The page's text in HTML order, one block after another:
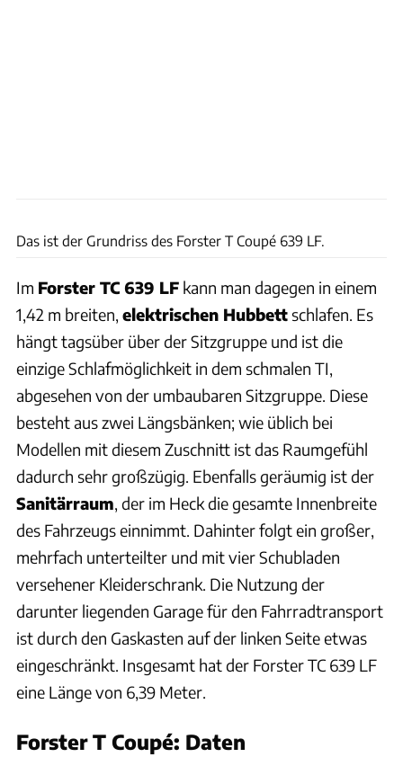
Das ist der Grundriss des Forster T Coupé 639 LF.
Im Forster TC 639 LF kann man dagegen in einem
1,42 m breiten, elektrischen Hubbettschlafen. Es
hängt tagsüber über der Sitzgruppe und ist die
einzige Schlafmöglichkeit in dem schmalen TI,
abgesehen von der umbaubaren Sitzgruppe. Diese
besteht aus zwei Längsbänken; wie üblich bei
Modellen mit diesem Zuschnitt ist das Raumgefühl
dadurch sehr großzügig. Ebenfalls geräumig ist der
Sanitärraum, der im Heck die gesamte Innenbreite
des Fahrzeugs einnimmt. Dahinter folgt ein großer,
mehrfach unterteilter und mit vier Schubladen
versehener Kleiderschrank. Die Nutzung der
darunter liegenden Garage für den Fahrradtransport
ist durch den Gaskasten auf der linken Seite etwas
eingeschränkt. Insgesamt hat der Forster TC 639 LF
eine Länge von 6,39 Meter.
Forster T Coupé: Daten